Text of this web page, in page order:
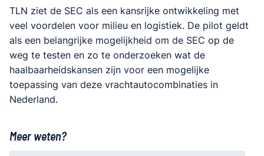
TLN ziet de SEC als een kansrijke ontwikkeling met
veel voordelen voor milieu en logistiek. De pilot geldt
als een belangrijke mogelijkheid om de SEC op de
weg te testen en zo te onderzoeken wat de
haalbaarheidskansen zijn voor een mogelijke
toepassing van deze vrachtautocombinaties in
Nederland.
Meer weten?